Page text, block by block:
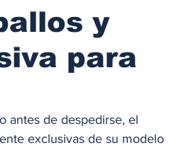
y
para
antes de despedirse, el
exclusivas de su modelo